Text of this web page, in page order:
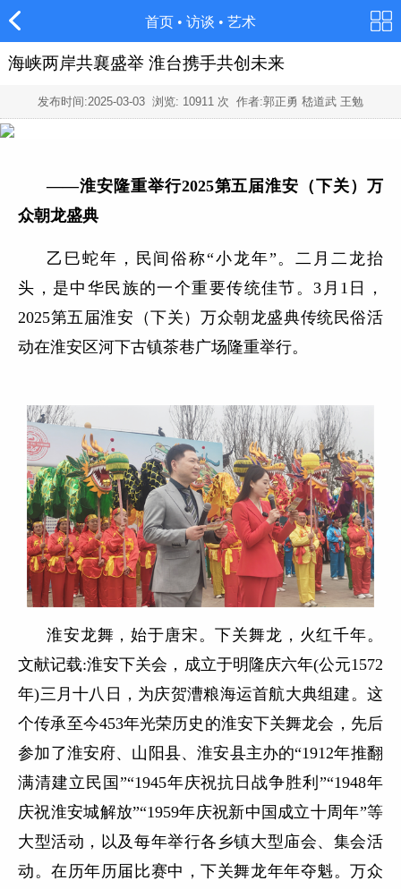
首页 • 访谈 • 艺术
海峡两岸共襄盛举 淮台携手共创未来
发布时间:2025-03-03 浏览: 10911 次 作者:郭正勇 嵇道武 王勉
——淮安隆重举行2025第五届淮安（下关）万
众朝龙盛典
乙巳蛇年，民间俗称“小龙年”。二月二龙抬
头，是中华民族的一个重要传统佳节。3月1日，
2025第五届淮安（下关）万众朝龙盛典传统民俗活
动在淮安区河下古镇茶巷广场隆重举行。
淮安龙舞，始于唐宋。下关舞龙，火红千年。
文献记载:淮安下关会，成立于明隆庆六年(公元1572
年)三月十八日，为庆贺漕粮海运首航大典组建。这
个传承至今453年光荣历史的淮安下关舞龙会，先后
参加了淮安府、山阳县、淮安县主办的“1912年推翻
满清建立民国”“1945年庆祝抗日战争胜利”“1948年
庆祝淮安城解放”“1959年庆祝新中国成立十周年”等
大型活动，以及每年举行各乡镇大型庙会、集会活
动。在历年历届比赛中，下关舞龙年年夺魁。万众